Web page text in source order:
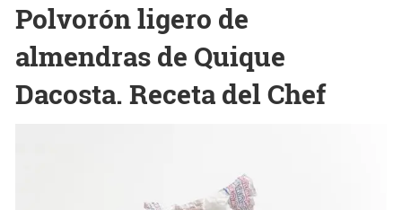
Polvorón ligero de
almendras de Quique
Dacosta. Receta del Chef